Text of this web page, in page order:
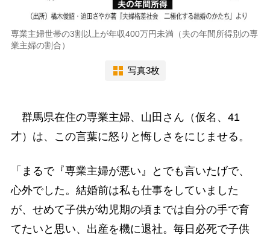
専業主婦世帯の3割以上が年収400万円未満（夫の年間所得別の専
業主婦の割合）
写真3枚
群馬県在住の専業主婦、山田さん（仮名、41
才）は、この言葉に怒りと悔しさをにじませる。
「まるで『専業主婦が悪い』とでも言いたげで、
心外でした。結婚前は私も仕事をしていました
が、せめて子供が幼児期の頃までは自分の手で育
てたいと思い、出産を機に退社。毎日必死で子供